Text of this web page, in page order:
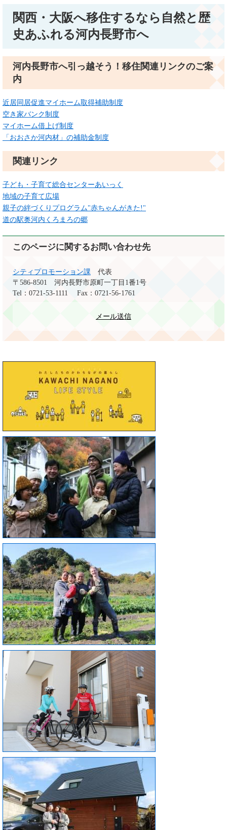
関西・大阪へ移住するなら自然と歴
史あふれる河内長野市へ
河内長野市へ引っ越そう！移住関連リンクのご案
内
近居同居促進マイホーム取得補助制度
空き家バンク制度
マイホーム借上げ制度
「おおさか河内材」の補助金制度
関連リンク
子ども・子育て総合センターあいっく
地域の子育て広場
親子の絆づくりプログラム"赤ちゃんがきた!"
道の駅奥河内くろまろの郷
このページに関するお問い合わせ先
シティプロモーション課
代表
〒586-8501
河内長野市原町一丁目1番1号
Tel：0721-53-1111
Fax：0721-56-1761
メール送信